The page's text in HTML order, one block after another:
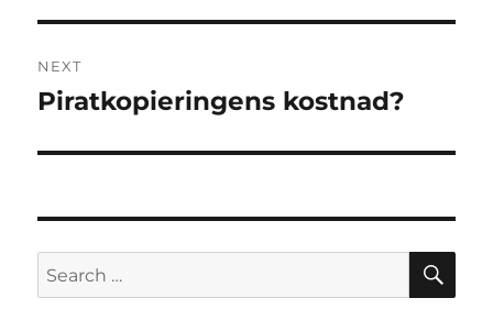
NEXT
Next
Piratkopieringens kostnad?
Search
for: